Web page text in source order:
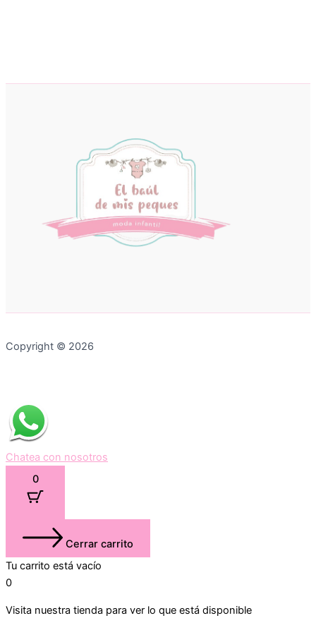
Copyright © 2026
Chatea con nosotros
0
Cerrar carrito
Tu carrito está vacío
0
Visita nuestra tienda para ver lo que está disponible